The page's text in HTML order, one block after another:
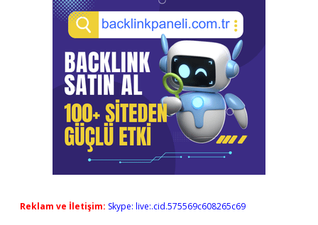
Reklam ve İletişim: Skype: live:.cid.575569c608265c69